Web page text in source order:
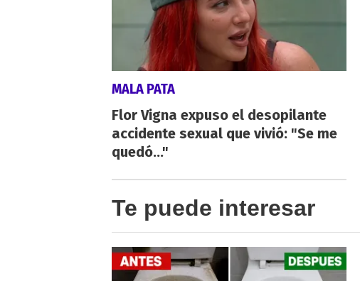
MALA PATA
Flor Vigna expuso el desopilante
accidente sexual que vivió: "Se me
quedó..."
Te puede interesar